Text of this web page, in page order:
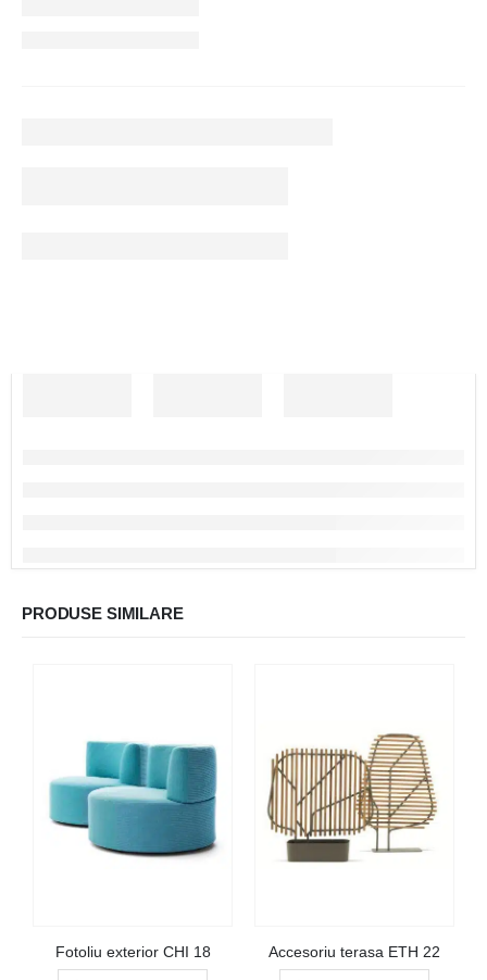
PRODUSE SIMILARE
Fotoliu exterior CHI 18 Accesoriu terasa ETH 22